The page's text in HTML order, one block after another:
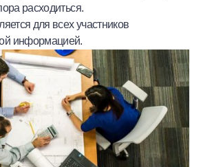
расходиться.
для всех участников
информацией.